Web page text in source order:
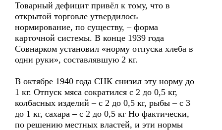
Товарный дефицит привёл к тому, что в
открытой торговле утвердилось
нормирование, по существу, – форма
карточной системы. В конце 1939 года
Совнарком установил «норму отпуска хлеба в
одни руки», составлявшую 2 кг.
В октябре 1940 года СНК снизил эту норму до
1 кг. Отпуск мяса сократился с 2 до 0,5 кг,
колбасных изделий – с 2 до 0,5 кг, рыбы – с 3
до 1 кг, сахара – с 2 до 0,5 кг Но фактически,
по решению местных властей, и эти нормы